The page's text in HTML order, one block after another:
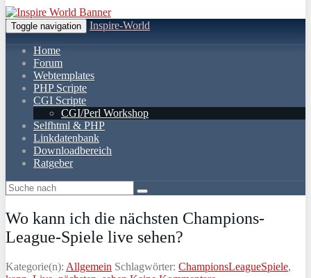
Toggle navigation Inspire-World
Home
Forum
Webtemplates
PHP Scripte
CGI Scripte
CGI/Perl Workshop
Selfhtml & PHP
Linkdatenbank
Downloadbereich
Ratgeber
Wo kann ich die nächsten Champions-
League-Spiele live sehen?
Kategorie(n): Allgemein Schlagwörter: ChampionsLeagueSpiele,